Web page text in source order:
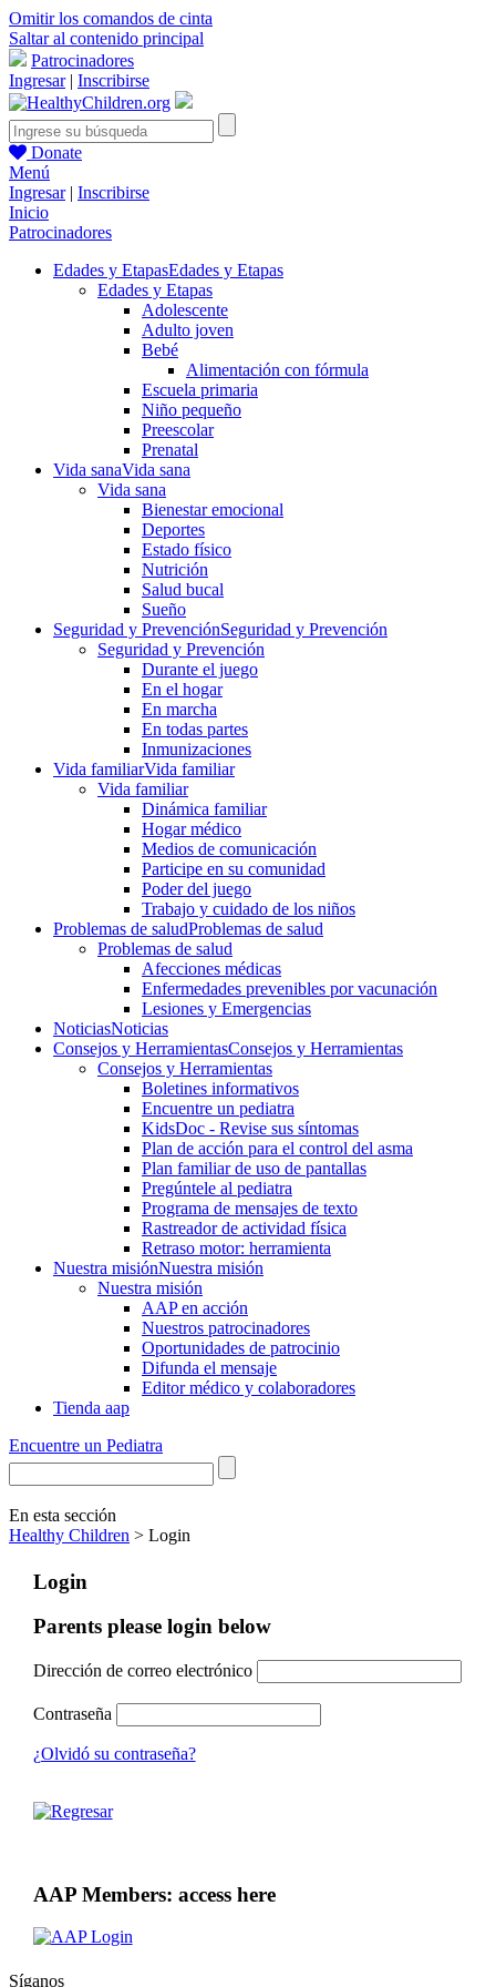
Omitir los comandos de cinta
Saltar al contenido principal
Patrocinadores
Ingresar| Inscribirse
Donate
Menú
Ingresar| Inscribirse
Inicio
Patrocinadores
Edades y EtapasEdades y Etapas
Edades y Etapas
Adolescente
Adulto joven
Bebé
Alimentación con fórmula
Escuela primaria
Niño pequeño
Preescolar
Prenatal
Vida sanaVida sana
Vida sana
Bienestar emocional
Deportes
Estado físico
Nutrición
Salud bucal
Sueño
Seguridad y PrevenciónSeguridad y Prevención
Seguridad y Prevención
Durante el juego
En el hogar
En marcha
En todas partes
Inmunizaciones
Vida familiarVida familiar
Vida familiar
Dinámica familiar
Hogar médico
Medios de comunicación
Participe en su comunidad
Poder del juego
Trabajo y cuidado de los niños
Problemas de saludProblemas de salud
Problemas de salud
Afecciones médicas
Enfermedades prevenibles por vacunación
Lesiones y Emergencias
NoticiasNoticias
Consejos y HerramientasConsejos y Herramientas
Consejos y Herramientas
Boletines informativos
Encuentre un pediatra
KidsDoc - Revise sus síntomas
Plan de acción para el control del asma
Plan familiar de uso de pantallas
Pregúntele al pediatra
Programa de mensajes de texto
Rastre​​ador de activida​d física
Retraso motor: herramienta
Nuestra misiónNuestra misión
Nuestra misión
AAP en acción
Nuestros patrocinadores
Oportunidades de patrocinio
Difunda el mensaje
Editor médico y colaboradores
Tienda aap
Encuentre un Pediatra
En esta sección
Healthy Children > Login
Login
Parents please login below
Dirección de correo electrónico
Contraseña
¿Olvidó su contraseña?
AAP Members: access here
Síganos